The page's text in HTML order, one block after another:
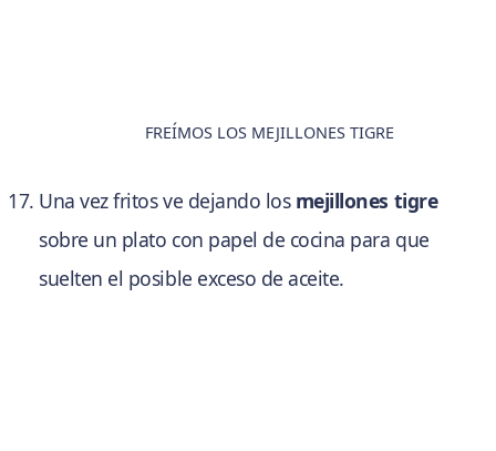
FREÍMOS LOS MEJILLONES TIGRE
Una vez fritos ve dejando los mejillones tigre
sobre un plato con papel de cocina para que
suelten el posible exceso de aceite.